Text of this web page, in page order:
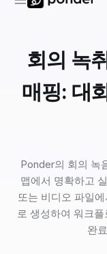
회의 녹
매핑: 대
Ponder의 회의 녹
맵에서 명확하고
또는 비디오 파일
로 생성하여 워크
완